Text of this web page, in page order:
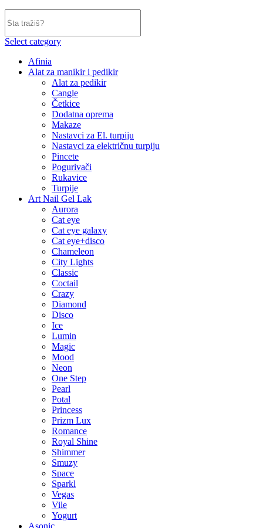
Select category
Afinia
Alat za manikir i pedikir
Alat za pedikir
Cangle
Četkice
Dodatna oprema
Makaze
Nastavci za El. turpiju
Nastavci za električnu turpiju
Pincete
Pogurivači
Rukavice
Turpije
Art Nail Gel Lak
Aurora
Cat eye
Cat eye galaxy
Cat eye+disco
Chameleon
City Lights
Classic
Coctail
Crazy
Diamond
Disco
Ice
Lumin
Magic
Mood
Neon
One Step
Pearl
Potal
Princess
Prizm Lux
Romance
Royal Shine
Shimmer
Smuzy
Space
Sparkl
Vegas
Vile
Yogurt
Asonic